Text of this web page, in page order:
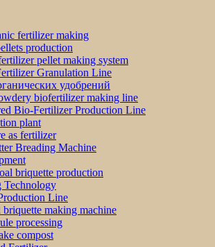
fertilizer making
production
pellet making system
Granulation Line
удобрений
biofertilizer making line
Bio-Fertilizer Production Line
plant
as fertilizer
Breading Machine
briquette production
Technology
Line
making machine
processing
compost